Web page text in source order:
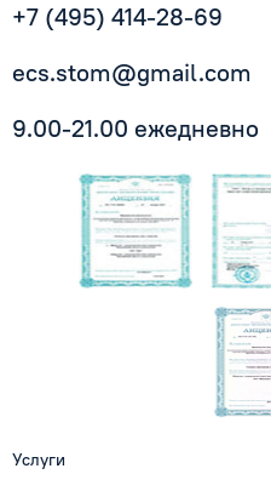
+7 (495) 414-28-69
ecs.stom@gmail.com
9.00-21.00 ежедневно
Услуги